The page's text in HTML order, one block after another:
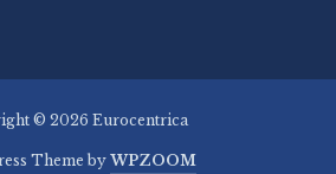
© 2026 Eurocentrica
Theme by WPZOOM